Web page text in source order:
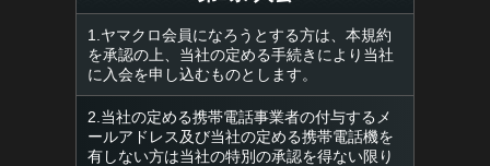
1.ヤマクロ会員になろうとする方は、本規約
を承認の上、当社の定める手続きにより当社
に入会を申し込むものとします。
2.当社の定める携帯電話事業者の付与するメ
ールアドレス及び当社の定める携帯電話機を
有しない方は当社の特別の承認を得ない限り